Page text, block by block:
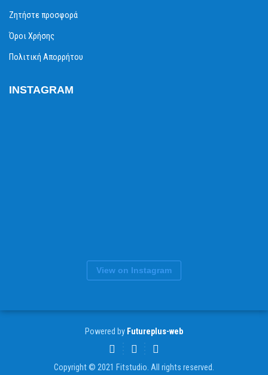
Ζητήστε προσφορά
Όροι Χρήσης
Πολιτική Απορρήτου
INSTAGRAM
View on Instagram
Powered by Futureplus-web
Copyright © 2021 Fitstudio. All rights reserved.